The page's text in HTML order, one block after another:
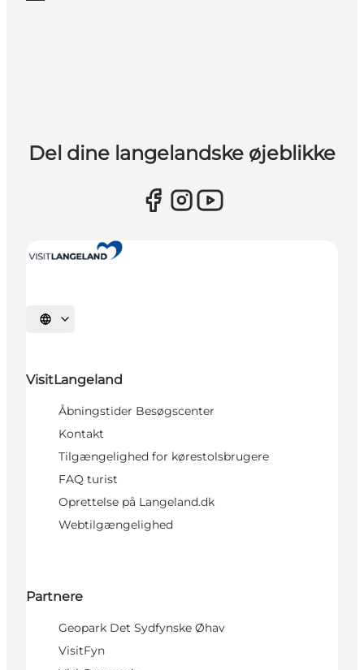
Del dine langelandske øjeblikke
Vælg sprog
VisitLangeland
Åbningstider Besøgscenter
Kontakt
Tilgængelighed for kørestolsbrugere
FAQ turist
Oprettelse på Langeland.dk
Webtilgængelighed
Partnere
Geopark Det Sydfynske Øhav
VisitFyn